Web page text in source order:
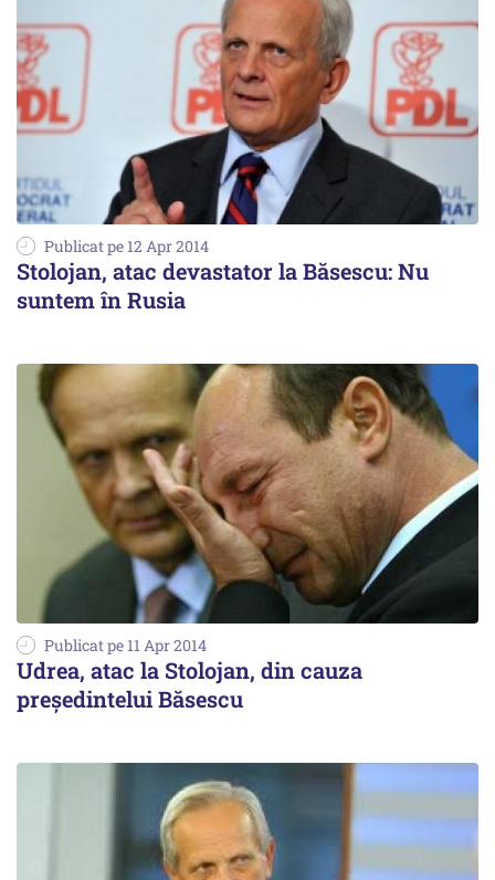
Publicat pe 12 Apr 2014
Stolojan, atac devastator la Băsescu: Nu
suntem în Rusia
Publicat pe 11 Apr 2014
Udrea, atac la Stolojan, din cauza
președintelui Băsescu